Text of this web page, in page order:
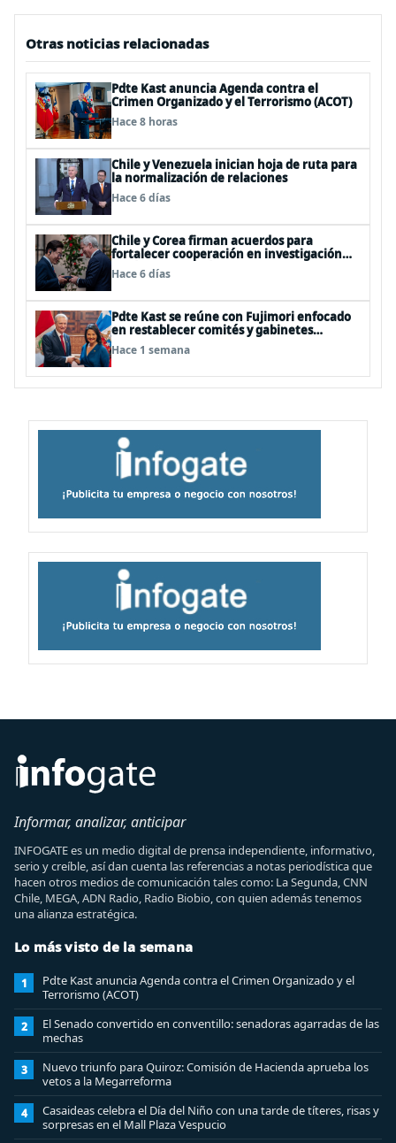
Otras noticias relacionadas
Pdte Kast anuncia Agenda contra el
Crimen Organizado y el Terrorismo (ACOT)
Hace 8 horas
Chile y Venezuela inician hoja de ruta para
la normalización de relaciones
Hace 6 días
Chile y Corea firman acuerdos para
fortalecer cooperación en investigación
antártica, minería, seguridad
Hace 6 días
Pdte Kast se reúne con Fujimori enfocado
en restablecer comités y gabinetes
binacionales y potenciar relaciones
comerciales
Hace 1 semana
Informar, analizar, anticipar
INFOGATE es un medio digital de prensa independiente, informativo,
serio y creíble, así dan cuenta las referencias a notas periodística que
hacen otros medios de comunicación tales como: La Segunda, CNN
Chile, MEGA, ADN Radio, Radio Biobio, con quien además tenemos
una alianza estratégica.
Lo más visto de la semana
1
Pdte Kast anuncia Agenda contra el Crimen Organizado y el
Terrorismo (ACOT)
2
El Senado convertido en conventillo: senadoras agarradas de las
mechas
3
Nuevo triunfo para Quiroz: Comisión de Hacienda aprueba los
vetos a la Megarreforma
4
Casaideas celebra el Día del Niño con una tarde de títeres, risas y
sorpresas en el Mall Plaza Vespucio